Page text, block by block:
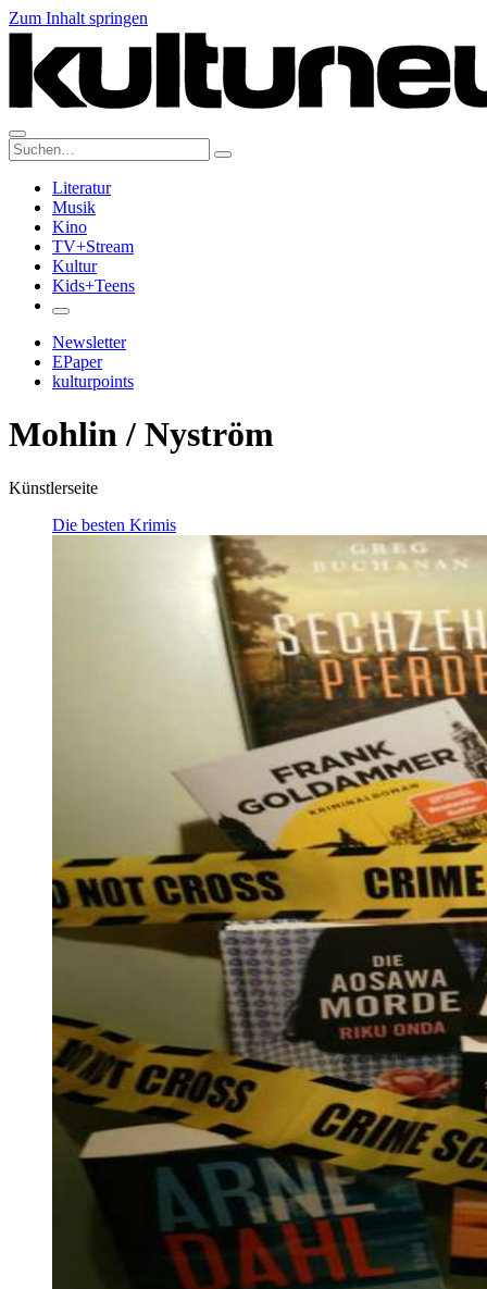
Zum Inhalt springen
Suche:
Literatur
Musik
Kino
TV+Stream
Kultur
Kids+Teens
Newsletter
EPaper
kulturpoints
Mohlin / Nyström
Künstlerseite
Die besten Krimis